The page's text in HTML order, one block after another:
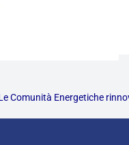
Comunità Energetiche